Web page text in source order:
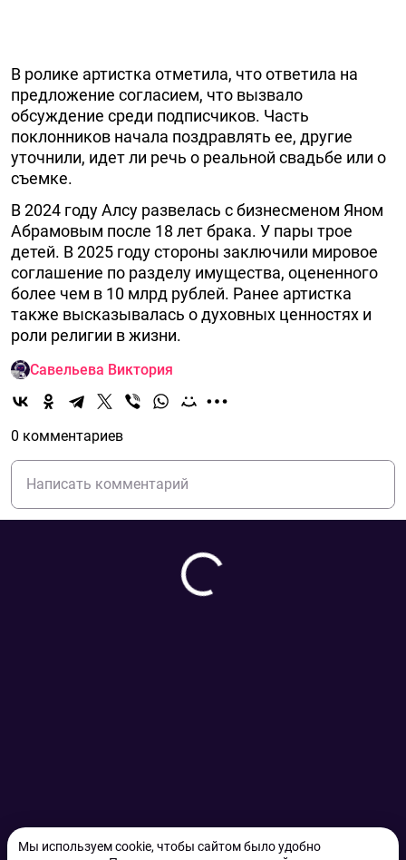
Мы используем cookie, чтобы сайтом было удобно
В ролике артистка отметила, что ответила на
предложение согласием, что вызвало
обсуждение среди подписчиков. Часть
поклонников начала поздравлять ее, другие
уточнили, идет ли речь о реальной свадьбе или о
съемке.
В 2024 году Алсу развелась с бизнесменом Яном
Абрамовым после 18 лет брака. У пары трое
детей. В 2025 году стороны заключили мировое
соглашение по разделу имущества, оцененного
более чем в 10 млрд рублей. Ранее артистка
также высказывалась о духовных ценностях и
роли религии в жизни.
Савельева Виктория
0 комментариев